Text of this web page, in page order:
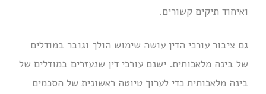
ואיחוד תיקים קשורים.
גם ציבור עורכי הדין עושה שימוש הולך וגובר במודלים
של בינה מלאכותית. ישנם עורכי דין שנעזרים במודלים של
בינה מלאכותית כדי לערוך טיוטה ראשונית של הסכמים